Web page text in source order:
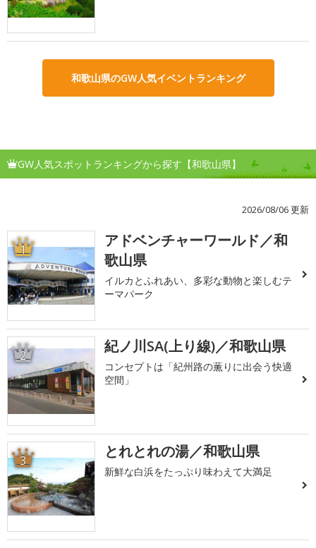
和歌山県のGW人気イベントランキング
GW人気スポットランキングから探す【和歌山県】
2026/08/06 更新
1
アドベンチャーワールド／和
歌山県
イルカとふれあい、多彩な動物と楽しむテ
ーマパーク
2 紀ノ川SA(上り線)／和歌山県
コンセプトは「紀州路の薫りに出会う快適
空間」
3 とれとれの湯／和歌山県
新鮮な白浜をたっぷり味わえて大満足